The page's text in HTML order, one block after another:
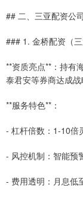
## 二、三亚配资公
### 1. 金桥配资（三
**资质亮点**：持有
泰君安等券商达成战
**服务特色**：
- 杠杆倍数：1-10倍
- 风控机制：智能预
- 费用透明：月息低